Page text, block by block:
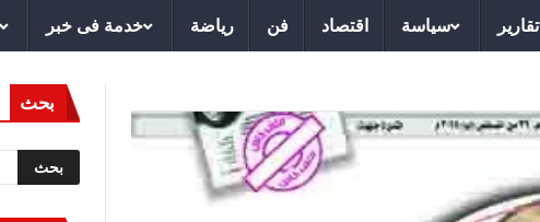
تقارير سياسة اقتصاد فن رياضة خدمة فى خبر
بحث